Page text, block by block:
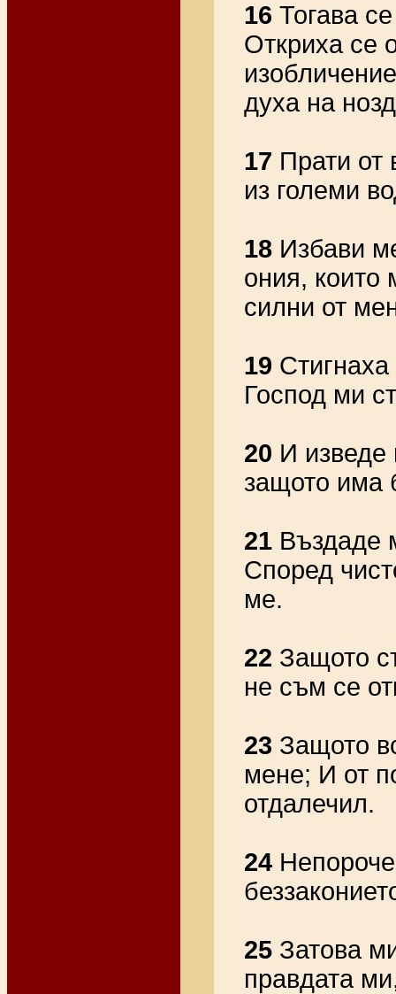
16 Тогава
Откриха се
духа на
17 Прати от
из големи
18 Избави
ония, които
силни от
19
Господ ми
20 И
защото има
21 Въздаде
Според
ме.
22 Защото
не съм се
23 Защото
мене; И от
отдалечил.
24
25 Затова
правдата